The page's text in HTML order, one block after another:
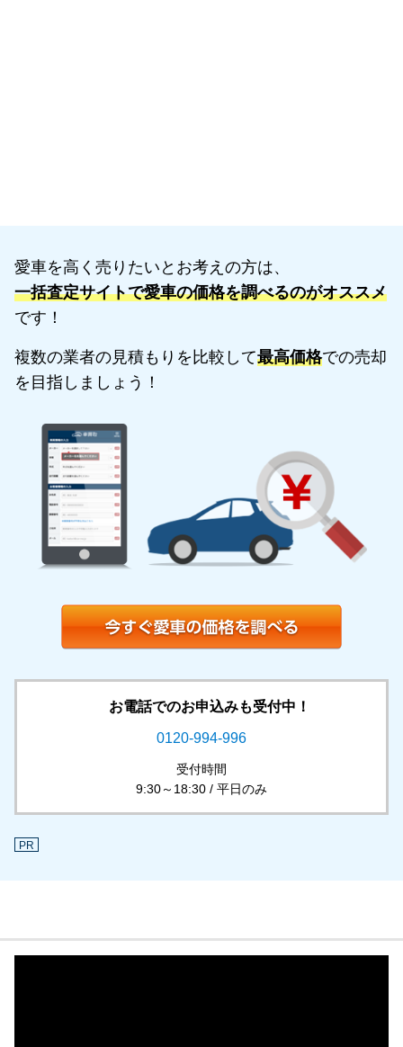
愛車を高く売りたいとお考えの方は、
一括査定サイトで愛車の価格を調べるのがオススメ
です！
複数の業者の見積もりを比較して最高価格での売却
を目指しましょう！
お電話でのお申込みも受付中！
0120-994-996
受付時間
9:30～18:30 / 平日のみ
PR